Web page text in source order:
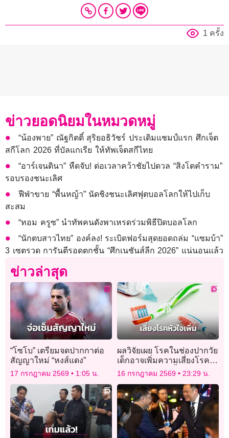
1 ครั้ง
ข่าวยอดนิยมในหมวดหมู่
“น้องพาย” ณัฐกิตติ์ สุริยอธิวัชร์ ประเดิมแชมป์แรก ศึกเจ็ต
สกีโลก 2026 ที่บัลแกเรีย ให้ทัพเจ็ตสกีไทย
“อาร์เจนตินา” หืดจับ! ต่อเวลาคว้าชัยไปดวล “สิงโตคำราม”
รอบรองชนะเลิศ
ฟีฟ่าขาย “พื้นหญ้า” นัดชิงชนะเลิศฟุตบอลโลกให้ไปเก็บ
สะสม
“ทอม ครูซ” นำทัพคนดังพาเหรดร่วมพิธีปิดบอลโลก
“นักตบสาวไทย” องค์ลง! ระเบิดฟอร์มสุดยอดถล่ม “แซมบ้า”
3 เซตรวด การันตีรอดตกชั้น “ศึกเนชันส์ลีก 2026” แน่นอนแล้ว
ข่าวล่าสุด
“โซโบ” เตรียมจดปากกาต่อ
สัญญาใหม่ “หงส์แดง”
17 กรกฎาคม 2569 1:05 น.
ผลวิจัยเผย โรคในช่องปากวัย
เด็กอาจเพิ่มความเสี่ยงโรค
หัวใจตอนโตสูงขึ้น 45%
16 กรกฎาคม 2569 23:29 น.